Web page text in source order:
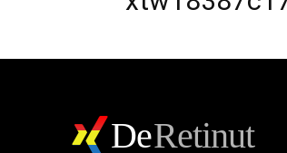
DeRetinut